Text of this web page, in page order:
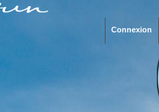
Connexion